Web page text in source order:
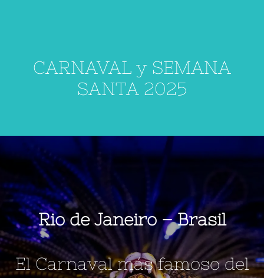
CARNAVAL y SEMANA
SANTA 2025
Rio de Janeiro –Brasil
El Carnaval más famoso del